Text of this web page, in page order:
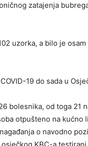
zatajenja
uzorka, a bilo je
19 do sada u
bolesnika, od toga 21
otpušteno na kućno
o navodno